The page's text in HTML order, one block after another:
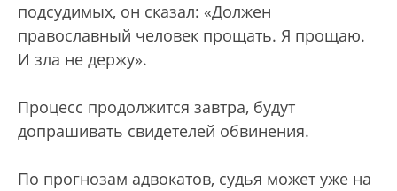
подсудимых, он сказал: «Должен
православный человек прощать. Я прощаю.
И зла не держу».
Процесс продолжится завтра, будут
допрашивать свидетелей обвинения.
По прогнозам адвокатов, судья может уже на